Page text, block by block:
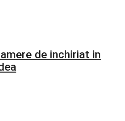
de inchiriat in